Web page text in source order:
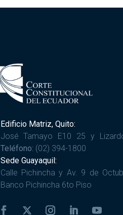
Edificio Matriz, Quito:
José Tamayo E10 25 y
Teléfono: (02) 394-1800
Sede Guayaquil:
Calle Pichincha y Av. 9 de
Banco Pichincha 6to Piso